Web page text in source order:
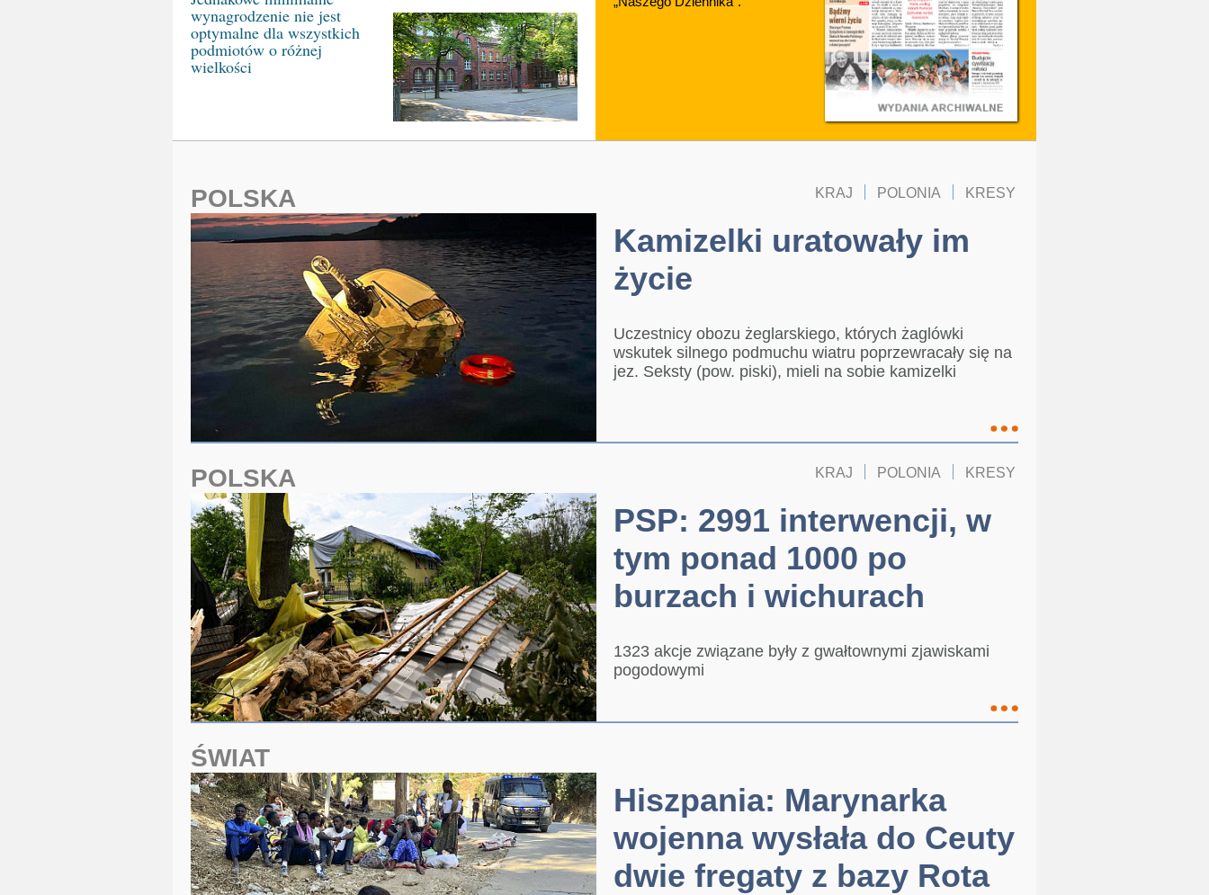
wynagrodzenie nie jest
optymalne dla wszystkich
podmiotów o różnej
wielkości
POLSKA KRESY
POLONIA
KRAJ
Kamizelki uratowały im
życie
Uczestnicy obozu żeglarskiego, których żaglówki
wskutek silnego podmuchu wiatru poprzewracały się na
jez. Seksty (pow. piski), mieli na sobie kamizelki
POLSKA KRESY
POLONIA
KRAJ
PSP: 2991 interwencji, w
tym ponad 1000 po
burzach i wichurach
1323 akcje związane były z gwałtownymi zjawiskami
pogodowymi
ŚWIAT
Hiszpania: Marynarka
wojenna wysłała do Ceuty
dwie fregaty z bazy Rota